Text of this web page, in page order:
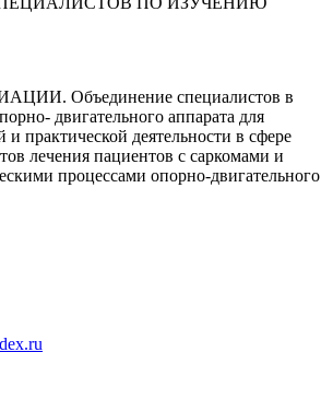
Объединение специалистов в
двигательного аппарата для
и практической деятельности в сфере
лечения пациентов с саркомами и
процессами опорно-двигательного